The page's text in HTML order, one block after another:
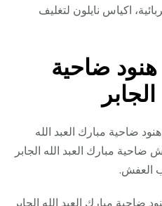
اكياس نايلون لتغليف
ضاحية
ضاحية مبارك العبد الله
مبارك العبد الله الجابر
العفش.
ضاحية مبارك العبد الله الجابر